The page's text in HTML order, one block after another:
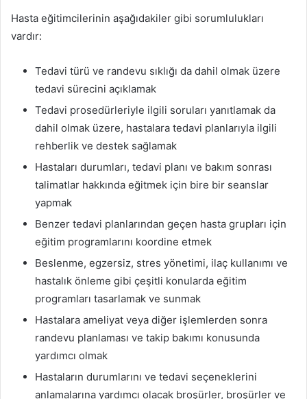
Hasta eğitimcilerinin aşağıdakiler gibi sorumlulukları
vardır:
Tedavi türü ve randevu sıklığı da dahil olmak üzere
tedavi sürecini açıklamak
Tedavi prosedürleriyle ilgili soruları yanıtlamak da
dahil olmak üzere, hastalara tedavi planlarıyla ilgili
rehberlik ve destek sağlamak
Hastaları durumları, tedavi planı ve bakım sonrası
talimatlar hakkında eğitmek için bire bir seanslar
yapmak
Benzer tedavi planlarından geçen hasta grupları için
eğitim programlarını koordine etmek
Beslenme, egzersiz, stres yönetimi, ilaç kullanımı ve
hastalık önleme gibi çeşitli konularda eğitim
programları tasarlamak ve sunmak
Hastalara ameliyat veya diğer işlemlerden sonra
randevu planlaması ve takip bakımı konusunda
yardımcı olmak
Hastaların durumlarını ve tedavi seçeneklerini
anlamalarına yardımcı olacak broşürler, broşürler ve